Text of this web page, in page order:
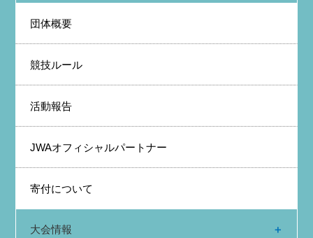
団体概要
競技ルール
活動報告
JWAオフィシャルパートナー
寄付について
大会情報